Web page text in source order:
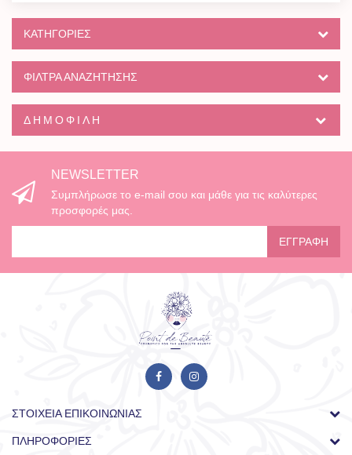
ΚΑΤΗΓΟΡΊΕΣ
ΦΙΛΤΡΑ ΑΝΑΖΗΤΗΣΗΣ
ΔΗΜΟΦΙΛΉ
NEWSLETTER
Συμπλήρωσε το e-mail σου και μάθε για τις καλύτερες
προσφορές μας.
ΕΓΓΡΑΦΉ
ΣΤΟΙΧΕΊΑ ΕΠΙΚΟΙΝΩΝΊΑΣ
ΠΛΗΡΟΦΟΡΊΕΣ